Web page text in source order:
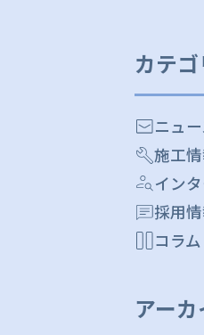
カテ
ニュ
施工
イン
採用
コラム
アー